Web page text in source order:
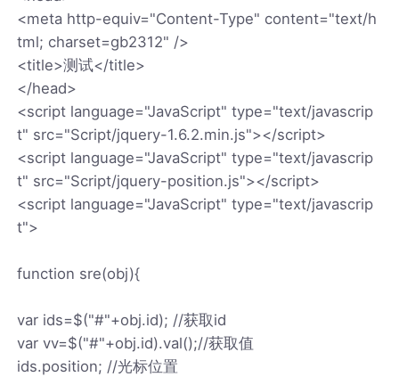
<meta http-equiv="Content-Type" content="text/h
tml; charset=gb2312" />
<title>测试</title>
</head>
<script language="JavaScript" type="text/javascrip
t" src="Script/jquery-1.6.2.min.js"></script>
<script language="JavaScript" type="text/javascrip
t" src="Script/jquery-position.js"></script>
<script language="JavaScript" type="text/javascrip
t">
function sre(obj){
var ids=$("#"+obj.id); //获取id
var vv=$("#"+obj.id).val();//获取值
ids.position; //光标位置